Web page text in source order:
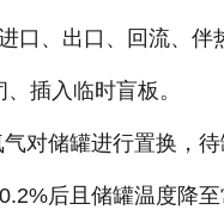
口、出口、回流、伴
插入临时盲板。
对储罐进行置换，
后且储罐温度降